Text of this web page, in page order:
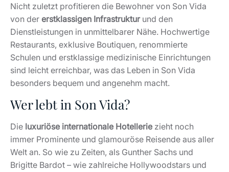
Nicht zuletzt profitieren die Bewohner von Son Vida
von der erstklassigen Infrastruktur und den
Dienstleistungen in unmittelbarer Nähe. Hochwertige
Restaurants, exklusive Boutiquen, renommierte
Schulen und erstklassige medizinische Einrichtungen
sind leicht erreichbar, was das Leben in Son Vida
besonders bequem und angenehm macht.
Wer lebt in Son Vida?
Die luxuriöse internationale Hotellerie zieht noch
immer Prominente und glamouröse Reisende aus aller
Welt an. So wie zu Zeiten, als Gunther Sachs und
Brigitte Bardot – wie zahlreiche Hollywoodstars und